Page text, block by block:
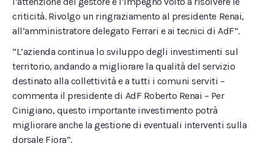
criticità. Rivolgo un ringraziamento al presidente Renai,
all’amministratore delegato Ferrari e ai tecnici di AdF”.
“L’azienda continua lo sviluppo degli investimenti sul
territorio, andando a migliorare la qualità del servizio
destinato alla collettività e a tutti i comuni serviti –
commenta il presidente di AdF Roberto Renai – Per
Cinigiano, questo importante investimento potrà
migliorare anche la gestione di eventuali interventi sulla
dorsale Fiora”.